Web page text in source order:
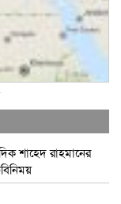
শাহেদ রাহমানের